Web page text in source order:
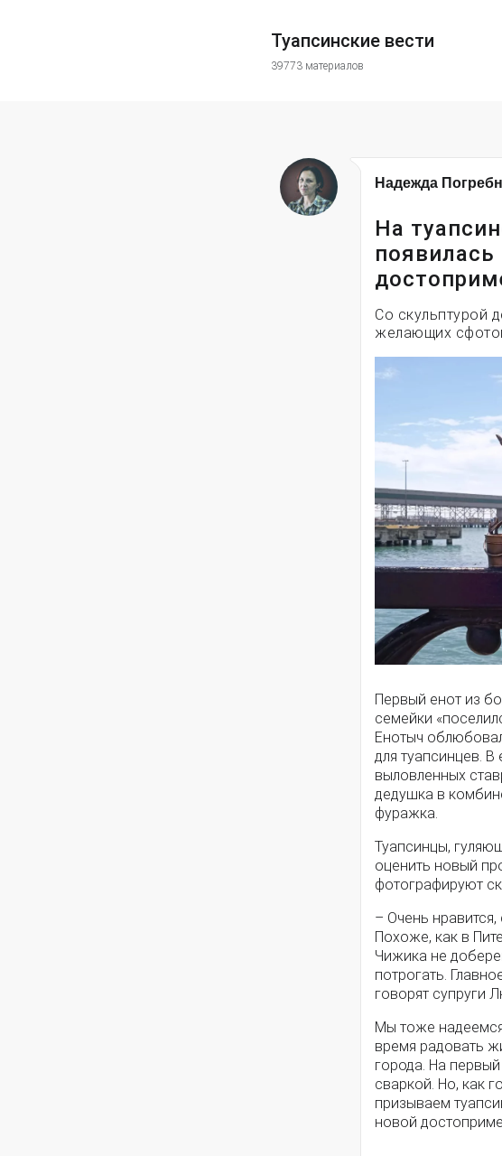
Туапсинские вести
39773 материалов
Надежда
На
появилась
Со скульптурой
желающих
Первый енот из
семейки
Енотыч
для туапсинцев. В
выловленных
дедушка в
фуражка.
Туапсинцы,
оценить новый
фотографируют
– Очень
Похоже, как в
Чижика не
потрогать.
говорят супруги
Мы тоже
время радовать
города. На
сваркой. Но, как
призываем
новой